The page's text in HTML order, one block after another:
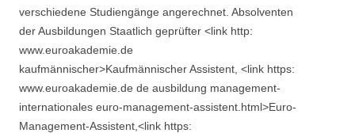
verschiedene Studiengänge angerechnet. Absolventen
der Ausbildungen Staatlich geprüfter <link http:
www.euroakademie.de
kaufmännischer>Kaufmännischer Assistent, <link https:
www.euroakademie.de de ausbildung management-
internationales euro-management-assistent.html>Euro-
Management-Assistent,<link https: